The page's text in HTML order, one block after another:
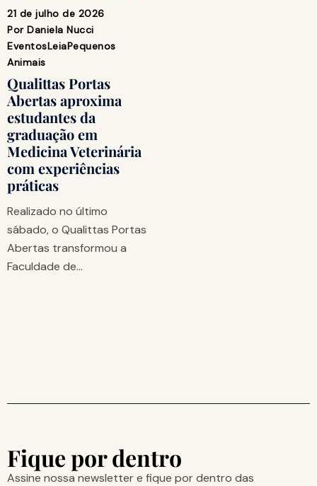
21 de julho de 2026
Por Daniela Nucci
EventosLeiaPequenos
Animais
Qualittas Portas
Abertas aproxima
estudantes da
graduação em
Medicina Veterinária
com experiências
práticas
Realizado no último
sábado, o Qualittas Portas
Abertas transformou a
Faculdade de…
Fique por dentro
Assine nossa newsletter e fique por dentro das